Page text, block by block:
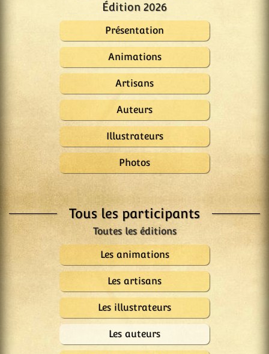
Édition 2026
Présentation
Animations
Artisans
Auteurs
Illustrateurs
Photos
Tous les participants
Les animations
Les artisans
Les illustrateurs
Les auteurs